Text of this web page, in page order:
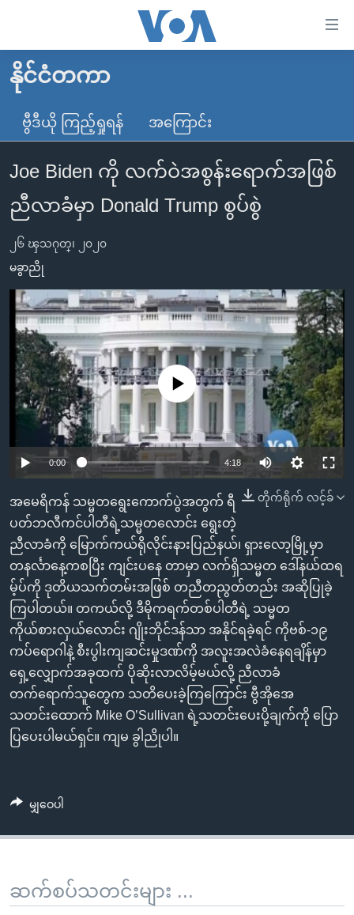
လွယ်ကူ
စေ
သည့်
များ
ပင်မ
သို့
ကျော်
ကြည့်
ပင်မ
ညွန်း
စာမျက်နှာ
ကျော်
ကြည့်
ရှာဖွေ
ရန်
နေရာ
သို့
ကျော်
ရန်
မူလစာမျက်နှာ
မြန်မာ
ကမ္ဘာ့သတင်းများ
နိုင်ငံတကာ
အမေရိကန်
အစ္စရေး-ပါလက်စတိုင်း
ဗွီဒီယို
သတင်းလွတ်လပ်ခွင့်
ရပ်ဝန်းတခု လမ်းတခု အလွန်
အင်္ဂလိပ်စာလေ့လာမယ်
မကြေးမုံရဲ့ အင်္ဂလိပ်စာ
ရုပ်ရှင်ထဲက အင်္ဂလိပ်စာ
သုတပဒေသာ အင်္ဂလိပ်စာ
ရေဒီယို
တီဗွီ
ရေဒီယိုနှင့်ရုပ်သံ အချက်အလက်များ
ရေဒီယို/တီဗွီအစီအစဉ်
Learning English
ဗွီအိုအေ လူမှုကွန်ယက်များ
ဘာသာစကားများ
နိုင်ငံတကာ
ဗွီဒီယို ကြည့်ရှုရန် အကြောင်း
Joe Biden ကို လက်ဝဲအစွန်းရောက်အဖြစ်
ညီလာခံမှာ Donald Trump စွပ်စွဲ
၂၆ ၾသဂုတ္၊ ၂၀၂၀
မခွာညို
No media source currently available
0:00 4:18
တိုက်ရိုက် လင့်ခ်
အမေရိကန် သမ္မတရွေးကောက်ပွဲအတွက် ရီ
ပတ်ဘလီကင်ပါတီရဲ့သမ္မတလောင်း ရွေးတဲ့
ညီလာခံကို မြောက်ကယ်ရိုလိုင်းနားပြည်နယ်၊ ရှားလော့မြို့မှာ
တနင်္လာနေ့ကစပြီး ကျင်းပနေ တာမှာ လက်ရှိသမ္မတ ဒေါ်နယ်ထရ
မ့်ပ်ကို ဒုတိယသက်တမ်းအဖြစ် တညီတညွတ်တည်း အဆိုပြုခဲ့
ကြပါတယ်။ တကယ်လို့ ဒီမိုကရက်တစ်ပါတီရဲ့ သမ္မတ
ကိုယ်စားလှယ်လောင်း ဂျိုးဘိုင်ဒန်သာ အနိုင်ရခဲ့ရင် ကိုဗစ်-၁၉
ကပ်ရောဂါနဲ့ စီးပွါးကျဆင်းမှုဒဏ်ကို အလူးအလဲခံနေရချိန်မှာ
ရှေ့လျှောက်အခုထက် ပိုဆိုးလာလိမ့်မယ်လို့ ညီလာခံ
တက်ရောက်သူတွေက သတိပေးခဲ့ကြကြောင်း ဗွီအိုအေ
သတင်းထောက် Mike O’Sullivan ရဲ့သတင်းပေးပို့ချက်ကို ပြော
ပြပေးပါမယ်ရှင်။ ကျမ ခွါညိုပါ။
မျှဝေပါ
ဆက်စပ်သတင်းများ ...